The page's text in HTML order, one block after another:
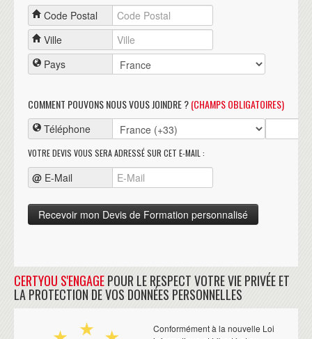
Code Postal
Ville
Pays
COMMENT POUVONS NOUS VOUS JOINDRE ?(CHAMPS OBLIGATOIRES)
Téléphone
VOTRE DEVIS VOUS SERA ADRESSÉ SUR CET E-MAIL :
@ E-Mail
CERTYOU S'ENGAGEPOUR LE RESPECT VOTRE VIE PRIVÉE ET
LA PROTECTION DE VOS DONNÉES PERSONNELLES
Conformément à la nouvelle Loi